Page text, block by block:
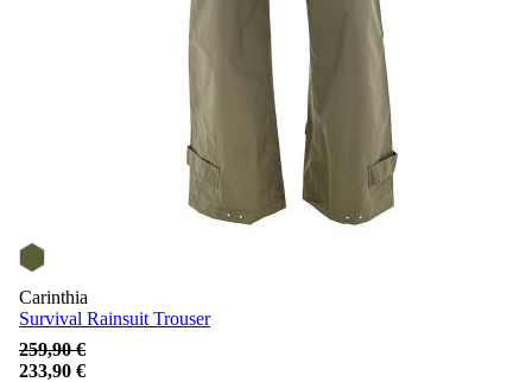
Carinthia
Survival Rainsuit Trouser
259,90 €
233,90 €